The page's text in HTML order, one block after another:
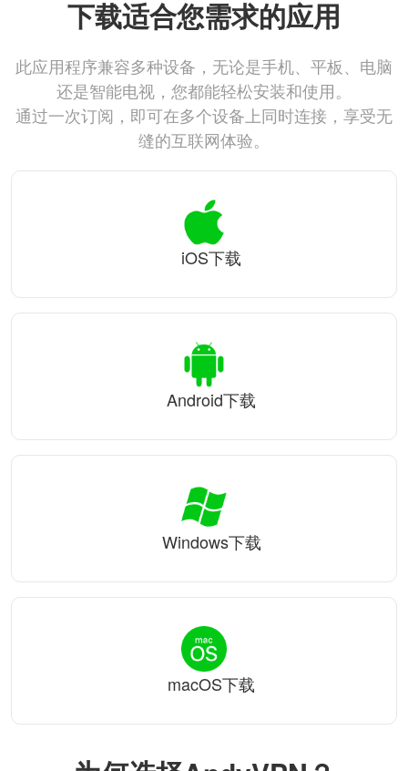
下载适合您需求的应用
此应用程序兼容多种设备，无论是手机、平板、电脑
还是智能电视，您都能轻松安装和使用。
通过一次订阅，即可在多个设备上同时连接，享受无
缝的互联网体验。
iOS下载
Android下载
Windows下载
macOS下载